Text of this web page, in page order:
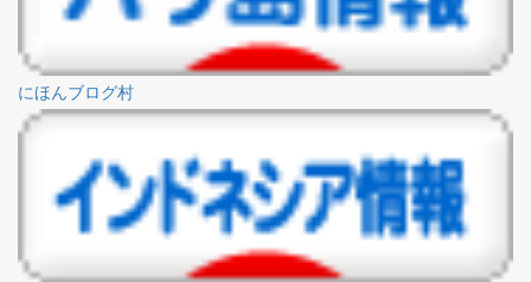
にほんブログ村